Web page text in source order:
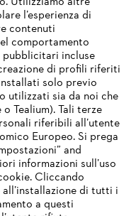
l’esperienza di
contenuti
comportamento
pubblicitari incluse
di profili riferiti
solo previo
utilizzati sia da noi che
Tealium). Tali terze
riferibili all’utente
Europeo. Si prega
and
informazioni sull’uso
Cliccando
di tutti i
a questi